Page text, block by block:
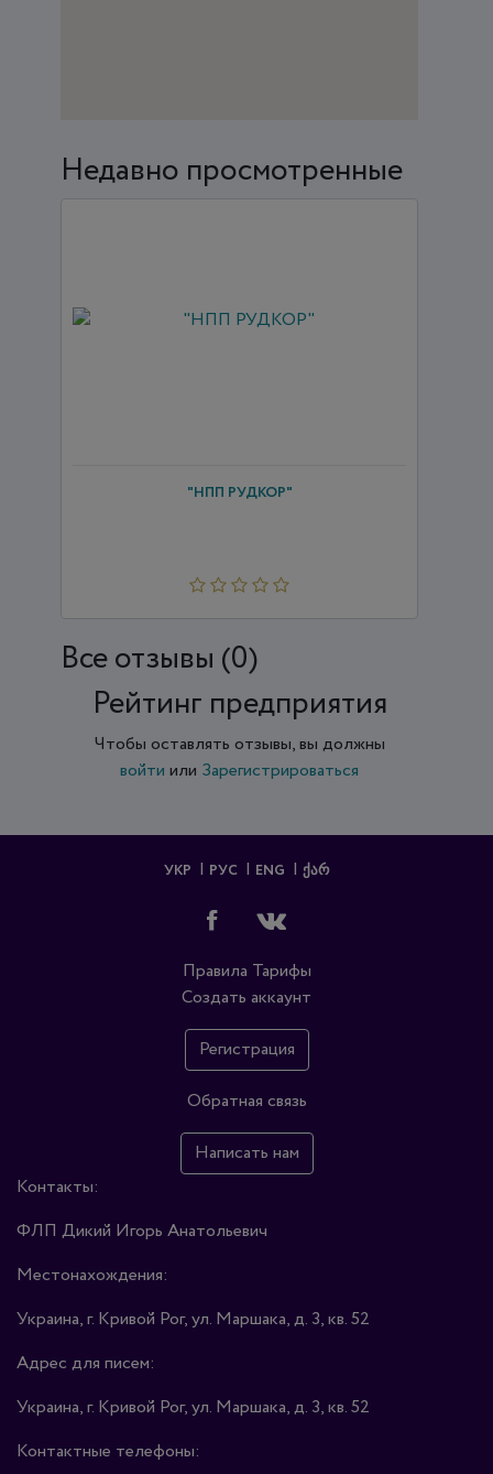
Недавно просмотренные
"НПП РУДКОР"
Все отзывы (0)
Рейтинг предприятия
Чтобы оставлять отзывы, вы должны
войти или Зарегистрироваться
УКР РУС ENG ᲥᲐᲠ
Правила Тарифы
Создать аккаунт
Регистрация
Обратная связь
Написать нам
Контакты:
ФЛП Дикий Игорь Анатольевич
Местонахождения:
Украина, г. Кривой Рог, ул. Маршака, д. 3, кв. 52
Адрес для писем:
Украина, г. Кривой Рог, ул. Маршака, д. 3, кв. 52
Контактные телефоны: